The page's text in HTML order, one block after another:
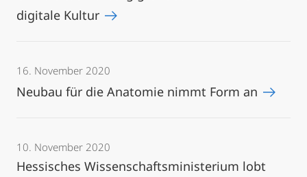
digitale Kultur
16. November 2020
Neubau für die Anatomie nimmt Form an
10. November 2020
Hessisches Wissenschaftsministerium lobt